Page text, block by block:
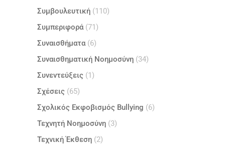
Συμβουλευτική (110)
Συμπεριφορά(71)
Συναισθήματα(6)
Συναισθηματική Νοημοσύνη (34)
Συνεντεύξεις (1)
Σχέσεις (65)
Σχολικός Εκφοβισμός Bullying (6)
Τεχνητή Νοημοσύνη (3)
Τεχνική Έκθεση (2)